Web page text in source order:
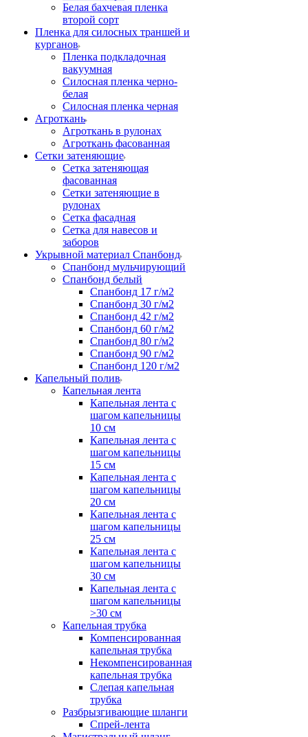
Белая бахчевая пленка
второй сорт
Пленка для силосных траншей и
курганов
Пленка подкладочная
вакуумная
Силосная пленка черно-
белая
Силосная пленка черная
Агроткань
Агроткань в рулонах
Агроткань фасованная
Сетки затеняющие
Сетка затеняющая
фасованная
Сетки затеняющие в
рулонах
Сетка фасадная
Сетка для навесов и
заборов
Укрывной материал Спанбонд
Спанбонд мульчирующий
Спанбонд белый
Спанбонд 17 г/м2
Спанбонд 30 г/м2
Спанбонд 42 г/м2
Спанбонд 60 г/м2
Спанбонд 80 г/м2
Спанбонд 90 г/м2
Спанбонд 120 г/м2
Капельный полив
Капельная лента
Капельная лента с
шагом капельницы
10 см
Капельная лента с
шагом капельницы
15 см
Капельная лента с
шагом капельницы
20 см
Капельная лента с
шагом капельницы
25 см
Капельная лента с
шагом капельницы
30 см
Капельная лента с
шагом капельницы
>30 см
Капельная трубка
Компенсированная
капельная трубка
Некомпенсированная
капельная трубка
Слепая капельная
трубка
Разбрызгивающие шланги
Спрей-лента